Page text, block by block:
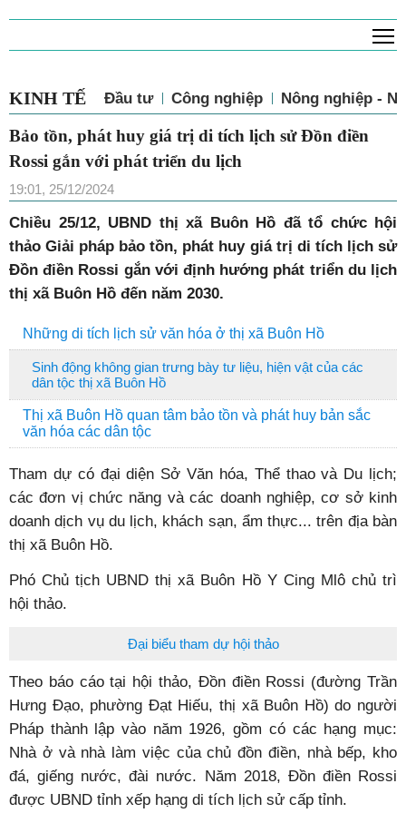
KINH TẾ Đầu tư Công nghiệp Nông nghiệp -
Bảo tồn, phát huy giá trị di tích lịch sử Đồn điền
Rossi gắn với phát triển du lịch
19:01, 25/12/2024
Chiều 25/12, UBND thị xã Buôn Hồ đã tổ chức hội
thảo Giải pháp bảo tồn, phát huy giá trị di tích lịch sử
Đồn điền Rossi gắn với định hướng phát triển du lịch
thị xã Buôn Hồ đến năm 2030.
Những di tích lịch sử văn hóa ở thị xã Buôn Hồ
Sinh động không gian trưng bày tư liệu, hiện vật của các
dân tộc thị xã Buôn Hồ
Thị xã Buôn Hồ quan tâm bảo tồn và phát huy bản sắc
văn hóa các dân tộc
Tham dự có đại diện Sở Văn hóa, Thể thao và Du lịch;
các đơn vị chức năng và các doanh nghiệp, cơ sở kinh
doanh dịch vụ du lịch, khách sạn, ẩm thực... trên địa bàn
thị xã Buôn Hồ.
Phó Chủ tịch UBND thị xã Buôn Hồ Y Cing Mlô chủ trì
hội thảo.
Đại biểu tham dự hội thảo
Theo báo cáo tại hội thảo, Đồn điền Rossi (đường Trần
Hưng Đạo, phường Đạt Hiếu, thị xã Buôn Hồ) do người
Pháp thành lập vào năm 1926, gồm có các hạng mục:
Nhà ở và nhà làm việc của chủ đồn điền, nhà bếp, kho
đá, giếng nước, đài nước. Năm 2018, Đồn điền Rossi
được UBND tỉnh xếp hạng di tích lịch sử cấp tỉnh.